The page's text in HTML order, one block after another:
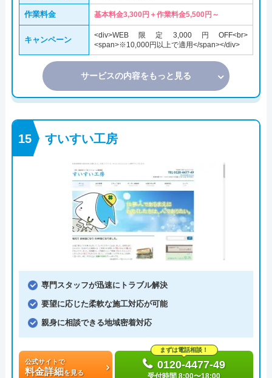
作業料金 基本料金3,300円＋作業料金5,500円～
キャンペーン
<div>WEB限定3,000円OFF<br>
<span>※10,000円以上で適用</span></div>
サービスの内容をもっと見る
すいすい工房
専門スタッフが迅速にトラブル解決
要望に応じた柔軟な施工対応が可能
親身に相談できる地域密着対応
公式サイトで
料金詳細を見る
まずは電話相談！
0120-4477-49
受付時間 8:00〜18:00